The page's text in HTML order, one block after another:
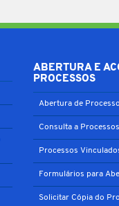
ABERTURA E
PROCESSOS
Abertura de
Consulta a
Processos
Formulários para
Solicitar Cópia do